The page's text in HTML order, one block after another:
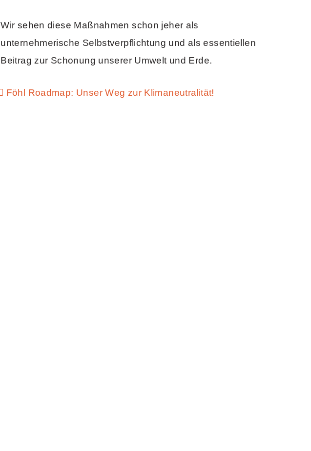
Wir sehen diese Maßnahmen schon jeher als
unternehmerische Selbstverpflichtung und als essentiellen
Beitrag zur Schonung unserer Umwelt und Erde.
Föhl Roadmap: Unser Weg zur Klimaneutralität!